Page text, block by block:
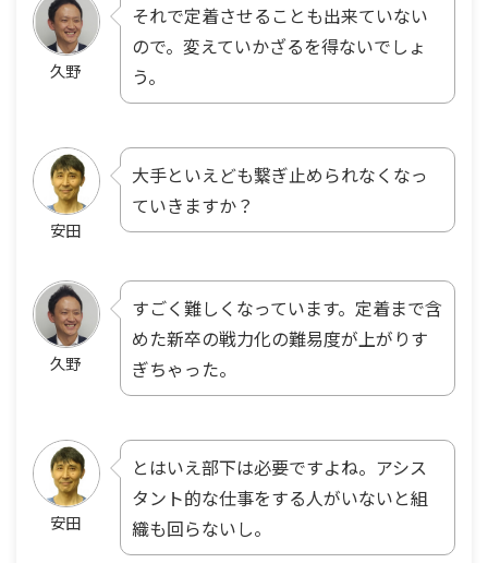
久野
それで定着させることも出来ていない
ので。変えていかざるを得ないでしょ
う。
安田
大手といえども繋ぎ止められなくなっ
ていきますか？
久野
すごく難しくなっています。定着まで含
めた新卒の戦力化の難易度が上がりす
ぎちゃった。
安田
とはいえ部下は必要ですよね。アシス
タント的な仕事をする人がいないと組
織も回らないし。